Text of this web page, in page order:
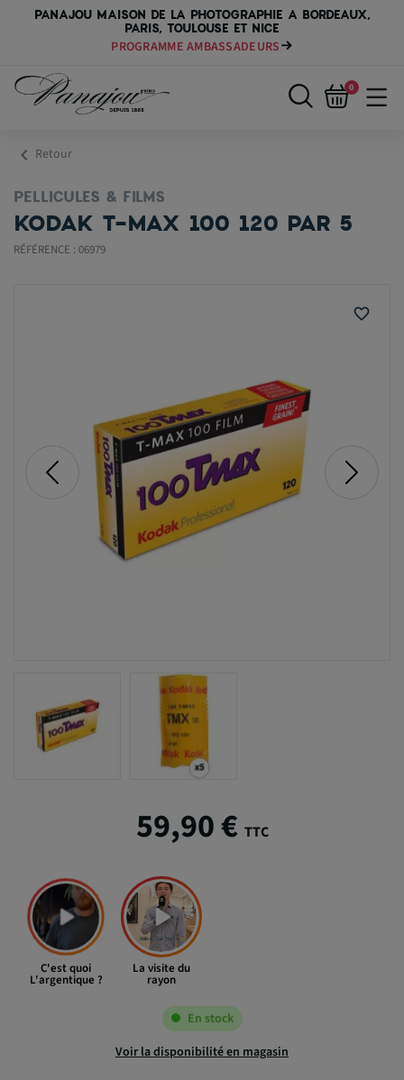
PANAJOU MAISON DE LA PHOTOGRAPHIE A BORDEAUX,
PARIS, TOULOUSE ET NICE
PROGRAMME AMBASSADEURS
PAYER VOTRE MATÉRIEL JUSQU'EN 84 FOIS
0
chevron_left Retour
PELLICULES & FILMS
KODAK T-MAX 100 120 PAR 5
RÉFÉRENCE : 06979
favorite_border
59,90 € TTC
C'est quoi
L'argentique ?
La visite du
rayon
En stock
Voir la disponibilité en magasin